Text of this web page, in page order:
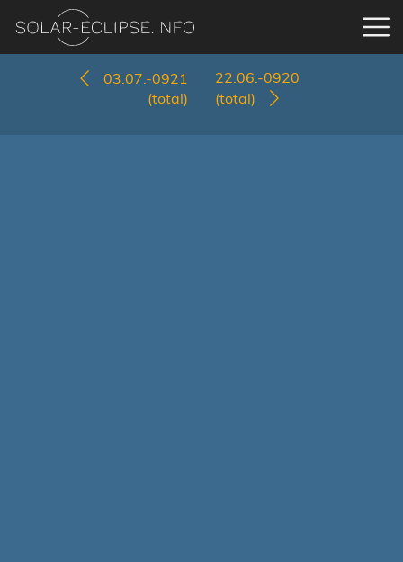
03.07.-0921
(total)
22.06.-0920
(total)